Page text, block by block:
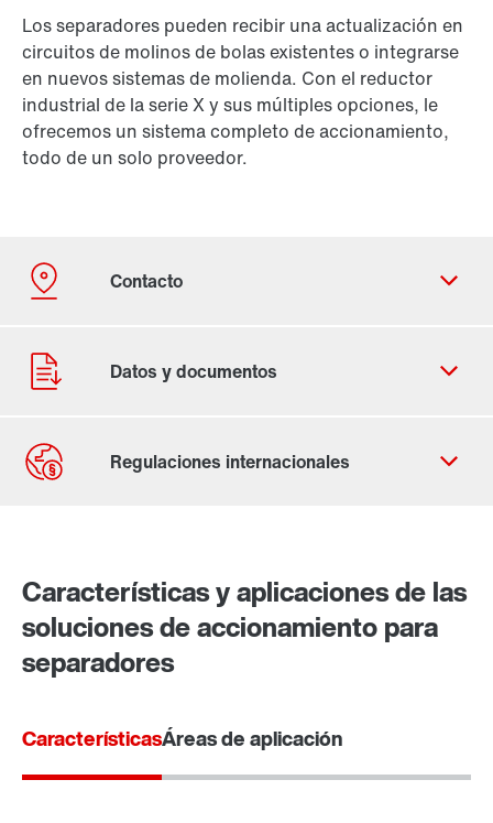
Los separadores pueden recibir una actualización en
circuitos de molinos de bolas existentes o integrarse
en nuevos sistemas de molienda. Con el reductor
industrial de la serie X y sus múltiples opciones, le
ofrecemos un sistema completo de accionamiento,
todo de un solo proveedor.
Características y aplicaciones de las
soluciones de accionamiento para
separadores
CaracterísticasÁreas de aplicación